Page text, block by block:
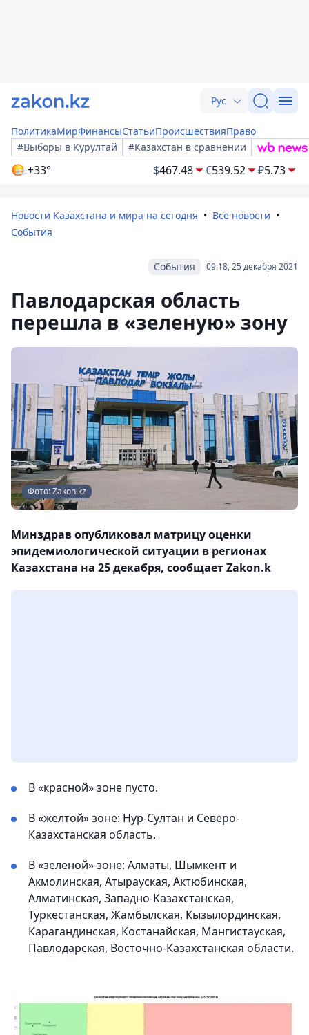
Рус
ПолитикаМирФинансыСтатьиПроисшествияПраво
#Выборы в Курултай
#Казахстан в сравнении
+33° $467.48 €539.52 ₽5.73
Новости Казахстана и мира на сегодня
Все новости
События
09:18, 25 декабря 2021
События
Павлодарская область
перешла в «зеленую» зону
Фото: Zakon.kz
Минздрав опубликовал матрицу оценки
эпидемиологической ситуации в регионах
Казахстана на 25 декабря, сообщает Zakon.k
В «красной» зоне пусто.
В «желтой» зоне: Нур-Султан и Северо-
Казахстанская область.
В «зеленой» зоне: Алматы, Шымкент и
Акмолинская, Атырауская, Актюбинская,
Алматинская, Западно-Казахстанская,
Туркестанская, Жамбылская, Кызылординская,
Карагандинская, Костанайская, Мангистауская,
Павлодарская, Восточно-Казахстанская области.